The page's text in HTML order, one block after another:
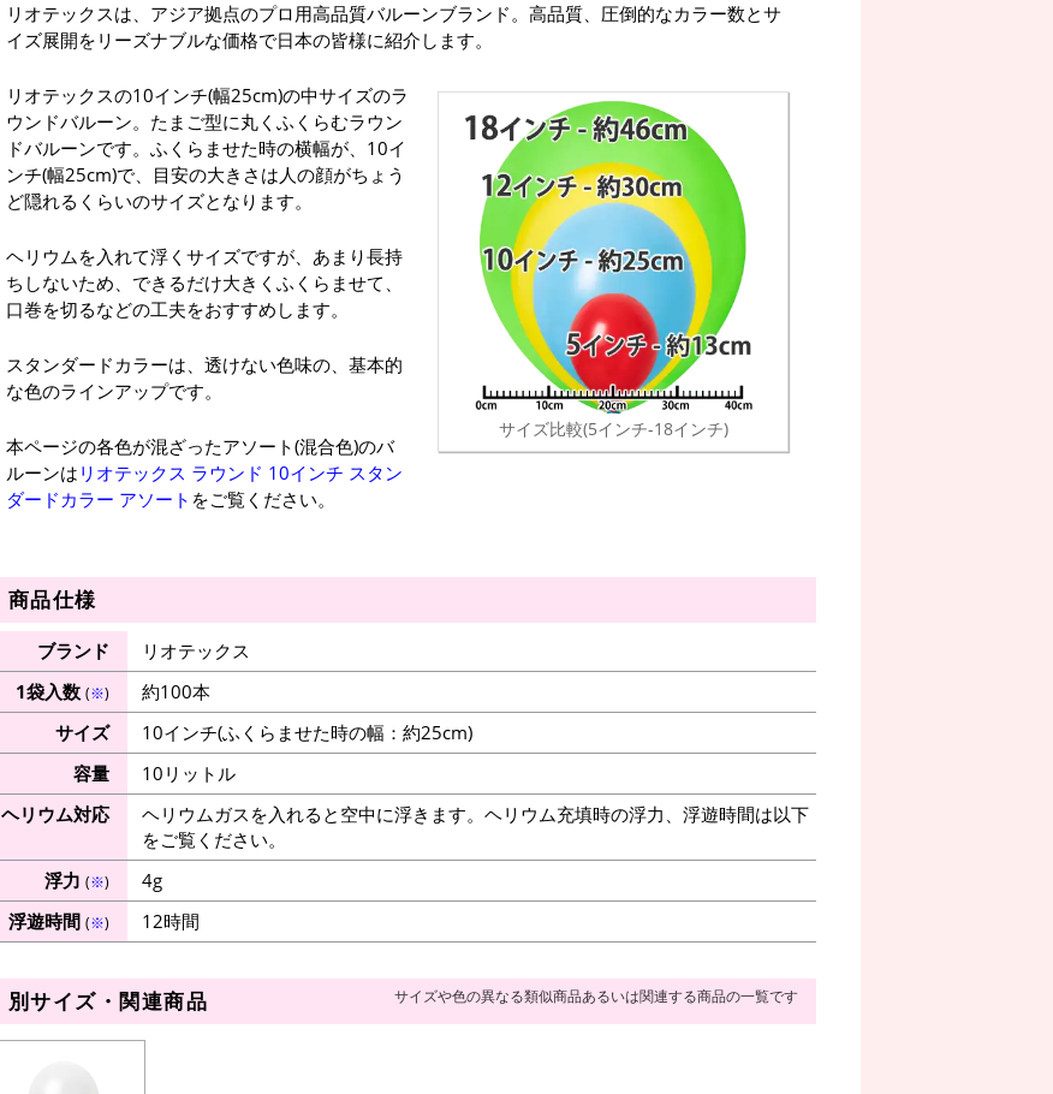
リオテックスは、アジア拠点のプロ用高品質バルーンブランド。高品質、圧倒的なカラー数とサ
イズ展開をリーズナブルな価格で日本の皆様に紹介します。
サイズ比較(5インチ-18インチ)
リオテックスの10インチ(幅25cm)の中サイズのラ
ウンドバルーン。たまご型に丸くふくらむラウン
ドバルーンです。ふくらませた時の横幅が、10イ
ンチ(幅25cm)で、目安の大きさは人の顔がちょう
ど隠れるくらいのサイズとなります。
ヘリウムを入れて浮くサイズですが、あまり長持
ちしないため、できるだけ大きくふくらませて、
口巻を切るなどの工夫をおすすめします。
スタンダードカラーは、透けない色味の、基本的
な色のラインアップです。
本ページの各色が混ざったアソート(混合色)のバ
ルーンは リオテックス ラウンド 10インチ スタン
ダードカラー アソート をご覧ください。
商品仕様
ブランド
リオテックス
1袋入数 (※)
約100本
サイズ
10インチ(ふくらませた時の幅：約25cm)
容量
10リットル
ヘリウム対応
ヘリウムガスを入れると空中に浮きます。ヘリウム充填時の浮力、浮遊時間は以下
をご覧ください。
浮力 (※)
4g
浮遊時間 (※) 12時間
別サイズ・関連商品 サイズや色の異なる類似商品あるいは関連する商品の一覧です